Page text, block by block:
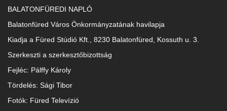
BALATONFÜREDI NAPLÓ
Balatonfüred Város Önkormányzatának havilapja
Kiadja a Füred Stúdió Kft., 8230 Balatonfüred, Kossuth u. 3.
Szerkeszti a szerkesztőbizottság
Fejléc: Pálffy Károly
Tördelés: Sági Tibor
Fotók: Füred Televízió